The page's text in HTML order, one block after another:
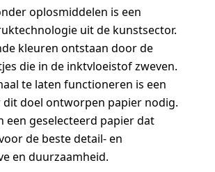
oplosmiddelen is een
uit de kunstsector.
kleuren ontstaan door de
die in de inktvloeistof zweven.
te laten functioneren is een
dit doel ontworpen papier nodig.
een geselecteerd papier dat
de beste detail- en
en duurzaamheid.